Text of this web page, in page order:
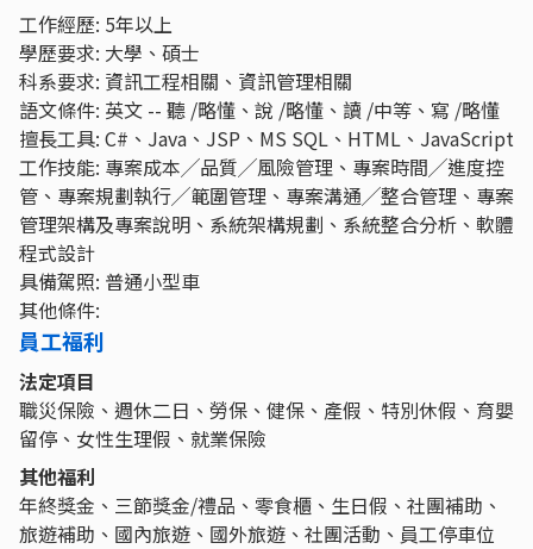
工作經歷: 5年以上
學歷要求: 大學、碩士
科系要求: 資訊工程相關、資訊管理相關
語文條件: 英文 -- 聽 /略懂、說 /略懂、讀 /中等、寫 /略懂
擅長工具: C#、Java、JSP、MS SQL、HTML、JavaScript
工作技能: 專案成本╱品質╱風險管理、專案時間╱進度控
管、專案規劃執行╱範圍管理、專案溝通╱整合管理、專案
管理架構及專案說明、系統架構規劃、系統整合分析、軟體
程式設計
具備駕照: 普通小型車
其他條件:
員工福利
法定項目
職災保險、週休二日、勞保、健保、產假、特別休假、育嬰
留停、女性生理假、就業保險
其他福利
年終獎金、三節獎金/禮品、零食櫃、生日假、社團補助、
旅遊補助、國內旅遊、國外旅遊、社團活動、員工停車位